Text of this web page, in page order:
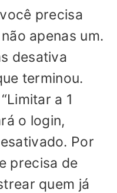
precisa
apenas um.
desativa
terminou.
a 1
o login,
Por
precisa de
quem já